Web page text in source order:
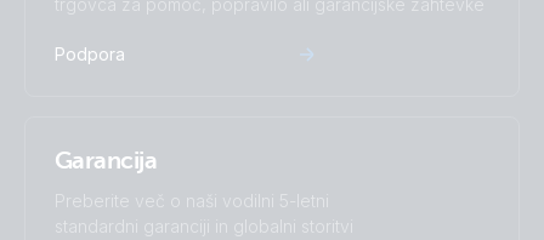
trgovca za pomoč, popravilo ali garancijske zahtevke
Podpora
Garancija
Preberite več o naši vodilni 5-letni
standardni garanciji in globalni storitvi